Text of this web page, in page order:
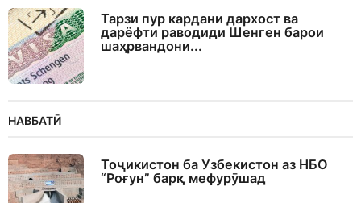
Тарзи пур кардани дархост ва
дарёфти раводиди Шенген барои
шаҳрвандони...
НАВБАТӢ
Тоҷикистон ба Узбекистон аз НБО
“Роғун” барқ мефурӯшад